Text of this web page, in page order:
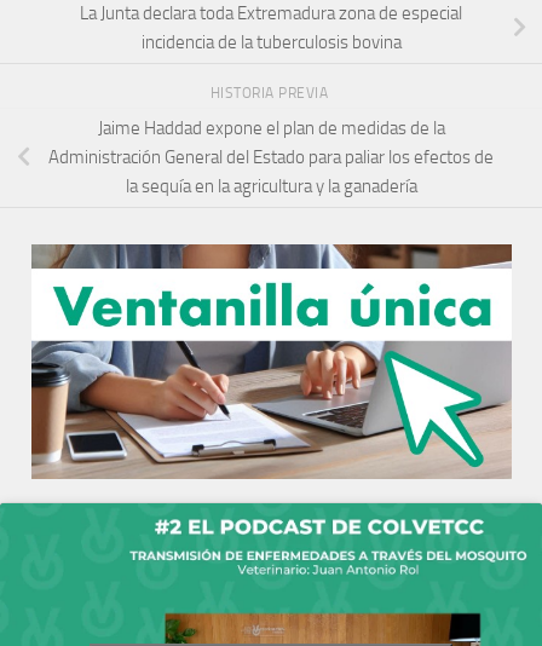
La Junta declara toda Extremadura zona de especial
incidencia de la tuberculosis bovina
HISTORIA PREVIA
Jaime Haddad expone el plan de medidas de la
Administración General del Estado para paliar los efectos de
la sequía en la agricultura y la ganadería